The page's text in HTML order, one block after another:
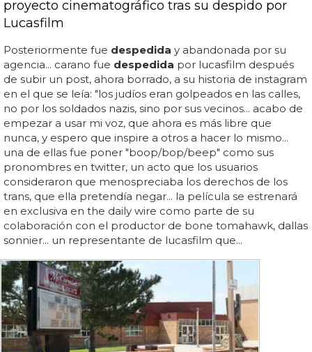
proyecto cinematográfico tras su despido por
Lucasfilm
Posteriormente fue despedida y abandonada por su
agencia... carano fue despedida por lucasfilm después
de subir un post, ahora borrado, a su historia de instagram
en el que se leía: "los judíos eran golpeados en las calles,
no por los soldados nazis, sino por sus vecinos... acabo de
empezar a usar mi voz, que ahora es más libre que
nunca, y espero que inspire a otros a hacer lo mismo...
una de ellas fue poner "boop/bop/beep" como sus
pronombres en twitter, un acto que los usuarios
consideraron que menospreciaba los derechos de los
trans, que ella pretendía negar... la película se estrenará
en exclusiva en the daily wire como parte de su
colaboración con el productor de bone tomahawk, dallas
sonnier... un representante de lucasfilm que...